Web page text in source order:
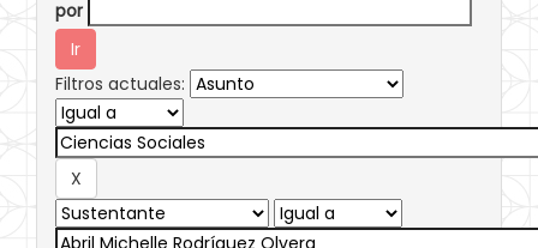
por
Filtros actuales: